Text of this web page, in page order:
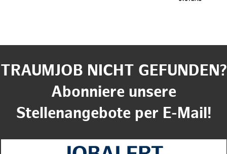
TRAUMJOB NICHT GEFUNDEN?
Abonniere unsere
Stellenangebote per E-Mail!